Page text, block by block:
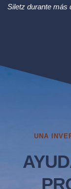
Siletz durante más
UNA